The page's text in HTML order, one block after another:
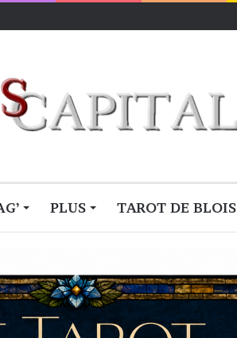
la reine mère
PLUS TAROT DE BLOIS